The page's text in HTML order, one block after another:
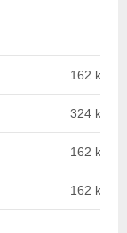
162 kg
324 kg
162 kg
162 kg c/